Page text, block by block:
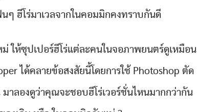
ๆ ฮีโร่มาเวลจากในคอมมิกคงทราบกันดี
ม่ ให้ซุปเปอร์ฮีโร่แต่ละคนในจอภาพยนตร์ดูเหมือน
ได้คลายข้อสงสัยนี้โดยการใช้ Photoshop ตัด
าลองดูว่าคุณจะชอบฮีโร่เวอร์ชั่นไหนมากกว่ากัน